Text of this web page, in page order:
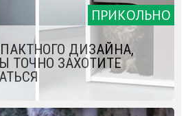
ПРИКОЛЬНО
ДИЗАЙНА,
ТОЧНО ЗАХОТИТЕ